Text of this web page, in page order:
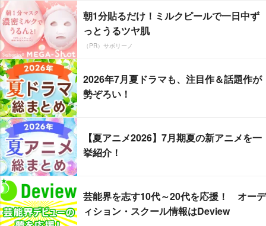
朝1分貼るだけ！ミルクピールで一日中ず
っとうるツヤ肌
（PR）サボリーノ
2026年7月夏ドラマも、注目作＆話題作が
勢ぞろい！
【夏アニメ2026】7月期夏の新アニメを一
挙紹介！
芸能界を志す10代～20代を応援！ オーデ
ィション・スクール情報はDeview